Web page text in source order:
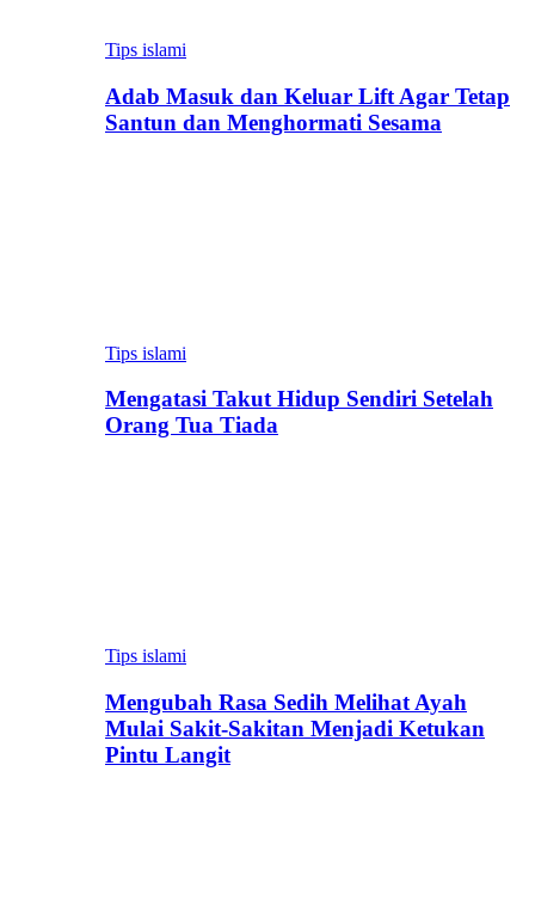
Tips islami
Adab Masuk dan Keluar Lift Agar Tetap
Santun dan Menghormati Sesama
Tips islami
Mengatasi Takut Hidup Sendiri Setelah
Orang Tua Tiada
Tips islami
Mengubah Rasa Sedih Melihat Ayah
Mulai Sakit-Sakitan Menjadi Ketukan
Pintu Langit